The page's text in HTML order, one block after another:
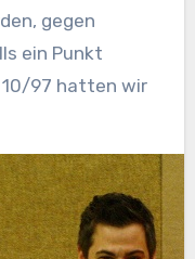
gegen
ein Punkt
10/97 hatten wir